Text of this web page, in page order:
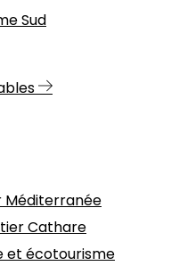
Méditerranée
Cathare
et écotourisme